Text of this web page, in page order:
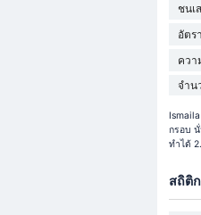
ชนเ
อัตร
ควา
จำน
กรอบ
ทำได้
สถิติ